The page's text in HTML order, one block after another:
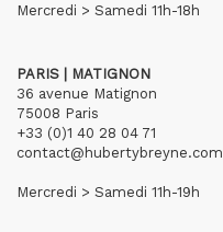
Mercredi > Samedi 11h-18h
PARIS | MATIGNON
36 avenue Matignon
75008 Paris
+33 (0)1 40 28 04 71
contact@hubertybreyne.com
Mercredi > Samedi 11h-19h